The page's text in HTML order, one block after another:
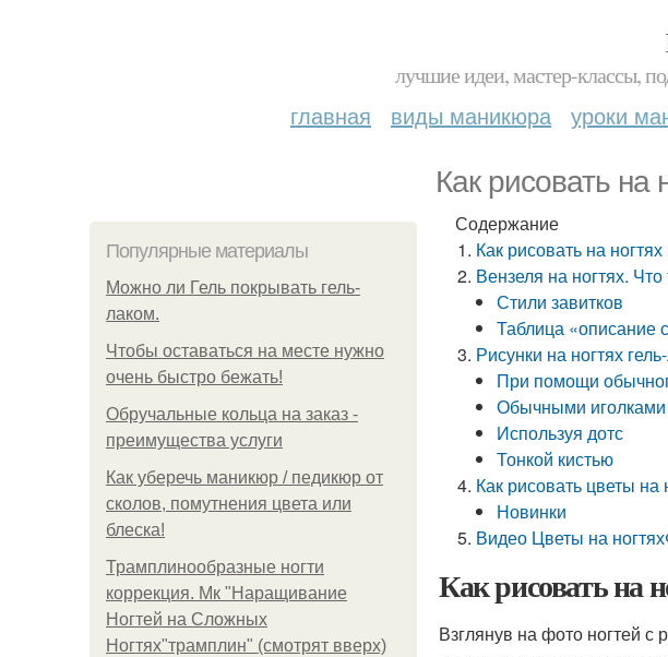
лучшие идеи, мастер-классы,
главная виды маникюра уроки
Как рисовать
Популярные материалы
Можно ли Гель покрывать гель-
лаком.
Чтобы оставаться на месте нужно
очень быстро бежать!
Обручальные кольца на заказ -
преимущества услуги
Как уберечь маникюр / педикюр от
сколов, помутнения цвета или
блеска!
Трамплинообразные ногти
коррекция. Мк "Наращивание
Ногтей на Сложных
Ногтях"трамплин" (смотрят вверх)
Содержание
Как рисовать на
Вензеля на ногтях. Что
Стили завитков
Таблица «описание
Рисунки на ногтях
При помощи
Обычными иголками
Используя дотс
Тонкой кистью
Как рисовать цветы на
Новинки
Видео Цветы на
Как рисовать на
Взглянув на фото ногтей с